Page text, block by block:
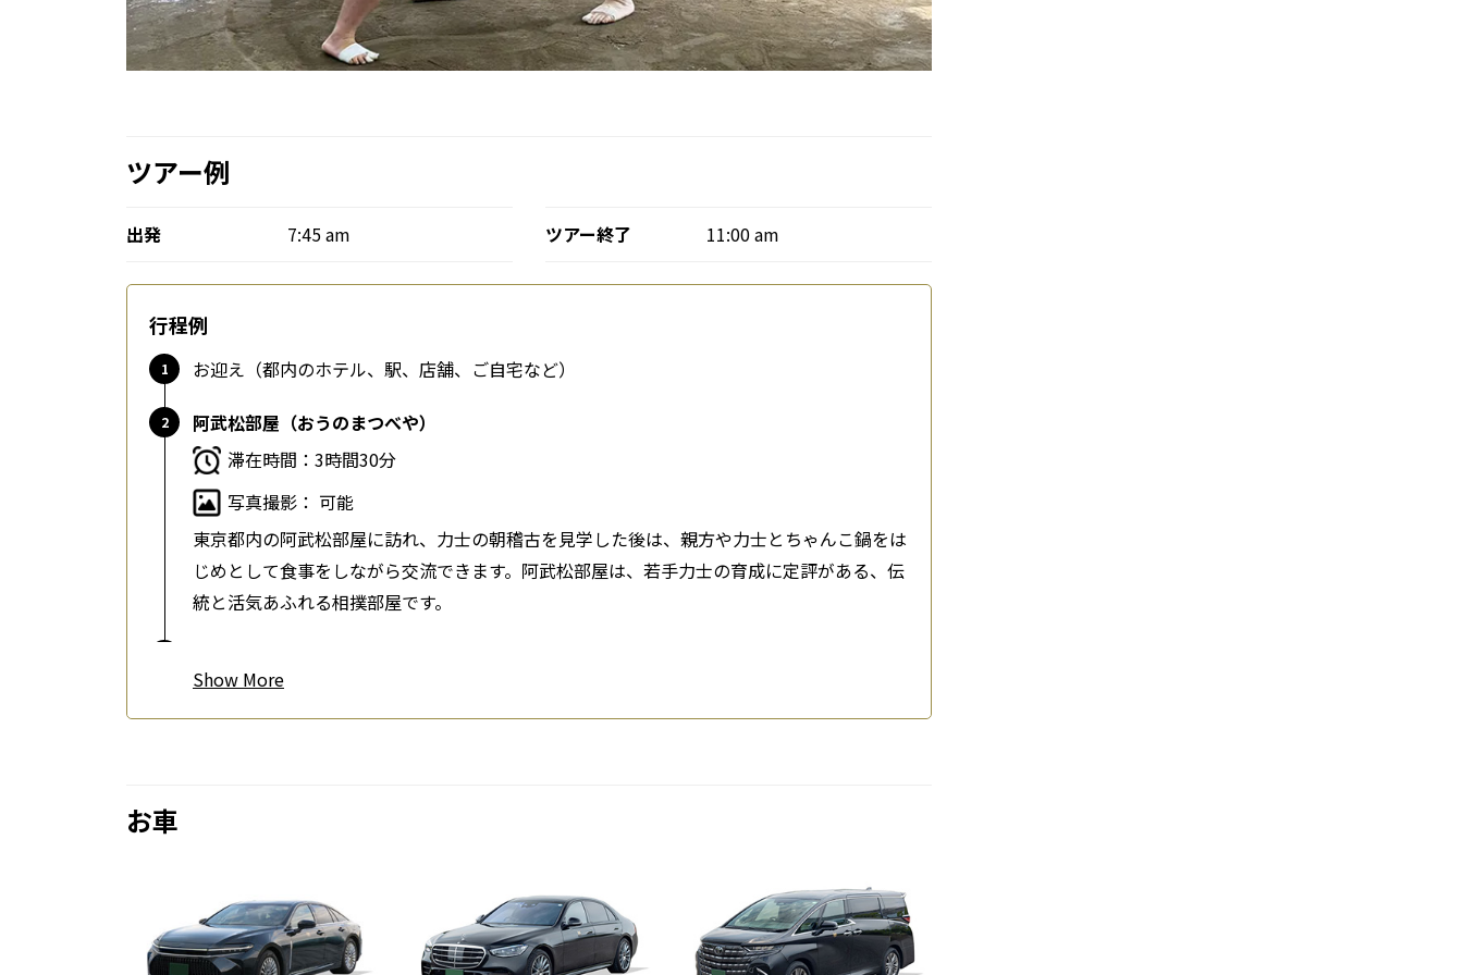
ツアー例
出発 7:45 am ツアー終了 11:00 am
行程例
お迎え（都内のホテル、駅、店舗、ご自宅など）
阿武松部屋（おうのまつべや）
滞在時間：3時間30分
写真撮影： 可能
東京都内の阿武松部屋に訪れ、力士の朝稽古を見学した後は、親方や力士とちゃんこ鍋をは
じめとして食事をしながら交流できます。阿武松部屋は、若手力士の育成に定評がある、伝
統と活気あふれる相撲部屋です。
Show
お車